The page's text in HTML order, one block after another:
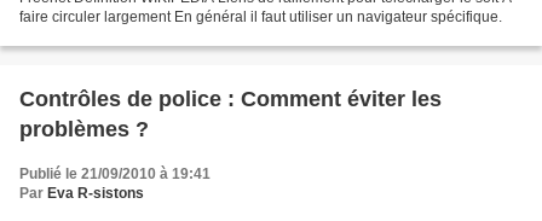
faire circuler largement En général il faut utiliser un navigateur spécifique.
Contrôles de police : Comment éviter les
problèmes ?
Publié le 21/09/2010 à 19:41
Par Eva R-sistons